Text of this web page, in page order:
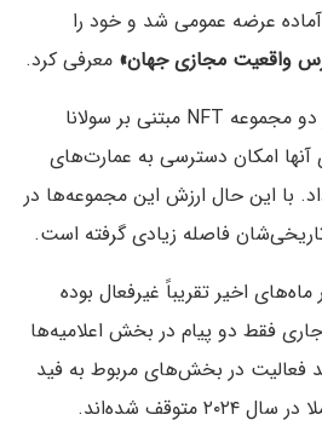
بازی آماده عرضه عمومی شد و خود را
واقعیت مجازی جهان» معرفی کرد.
این پروژه در سال ۲۰۲۲ نیز دو مجموعه NFT مبتنی بر سولانا
آنها امکان دسترسی به عمارت‌های
با این حال ارزش این مجموعه‌ها در
فاصله زیادی گرفته است.
ماه‌های اخیر تقریباً غیرفعال بوده
فقط دو پیام در بخش اعلامیه‌ها
فعالیت در بخش‌های مربوط به فید
شده‌اند.